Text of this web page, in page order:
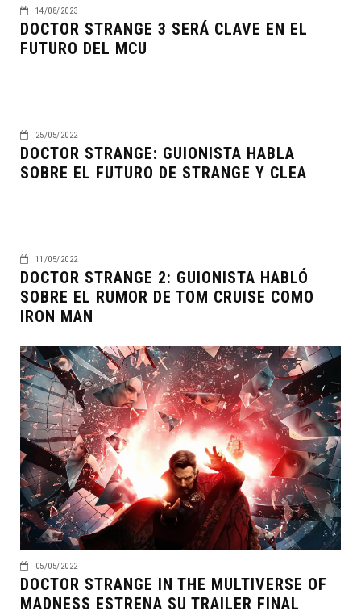
14/08/2023
DOCTOR STRANGE 3 SERÁ CLAVE EN EL
FUTURO DEL MCU
25/05/2022
DOCTOR STRANGE: GUIONISTA HABLA
SOBRE EL FUTURO DE STRANGE Y CLEA
11/05/2022
DOCTOR STRANGE 2: GUIONISTA HABLÓ
SOBRE EL RUMOR DE TOM CRUISE COMO
IRON MAN
05/05/2022
DOCTOR STRANGE IN THE MULTIVERSE OF
MADNESS ESTRENA SU TRAILER FINAL